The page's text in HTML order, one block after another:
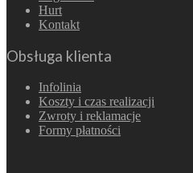
Hurt
Kontakt
Obsługa klienta
Infolinia
Koszty i czas realizacji
Zwroty i reklamacje
Formy płatności